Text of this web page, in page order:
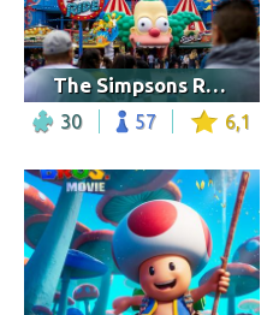
The Simpsons Ride
30 57 6,1